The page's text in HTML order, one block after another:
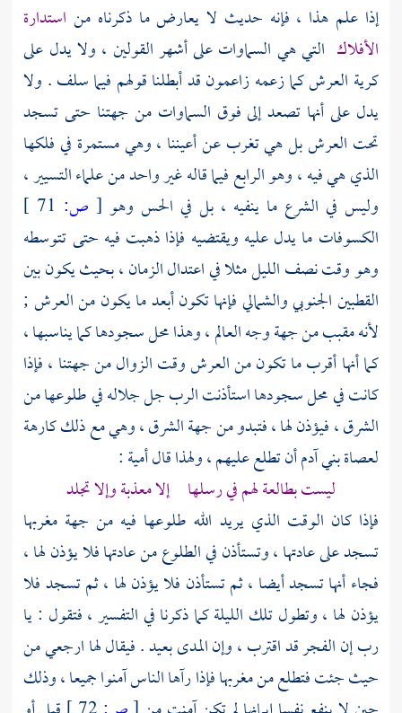
إذا علم هذا ، فإنه حديث لا يعارض ما ذكرناه من استدارة
الأفلاك التي هي السماوات على أشهر القولين ، ولا يدل على
كرية العرش كما زعمه زاعمون قد أبطلنا قولهم فيما سلف . ولا
يدل على أنها تصعد إلى فوق السماوات من جهتنا حتى تسجد
تحت العرش بل هي تغرب عن أعيننا ، وهي مستمرة في فلكها
الذي هي فيه ، وهو الرابع فيما قاله غير واحد من علماء التسيير ،
وليس في الشرع ما ينفيه ، بل في الحس وهو [ ص:
الكسوفات ما يدل عليه ويقتضيه فإذا ذهبت فيه حتى تتوسطه
وهو وقت نصف الليل مثلا في اعتدال الزمان ، بحيث يكون بين
القطبين الجنوبي والشمالي فإنها تكون أبعد ما يكون من العرش ;
لأنه مقبب من جهة وجه العالم ، وهذا محل سجودها كما يناسبها ،
كما أنها أقرب ما تكون من العرش وقت الزوال من جهتنا ، فإذا
كانت في محل سجودها استأذنت الرب جل جلاله في طلوعها من
الشرق ، فيؤذن لها ، فتبدو من جهة الشرق ، وهي مع ذلك كارهة
لعصاة بني آدم أن تطلع عليهم ، ولهذا قالأمية:
ليست بطالعة لهم في رسلها إلا معذبة وإلا تجلد
فإذا كان الوقت الذي يريد الله طلوعها فيه من جهة مغربها
تسجد على عادتها ، وتستأذن في الطلوع من عادتها فلا يؤذن لها ،
فجاء أنها تسجد أيضا ، ثم تستأذن فلا يؤذن لها ، ثم تسجد فلا
يؤذن لها ، وتطول تلك الليلة كما ذكرنا في التفسير ، فتقول : يا
رب إن الفجر قد اقترب ، وإن المدى بعيد . فيقال لها ارجعي من
حيث جئت فتطلع من مغربها فإذا رآها الناس آمنوا جميعا ، وذلك